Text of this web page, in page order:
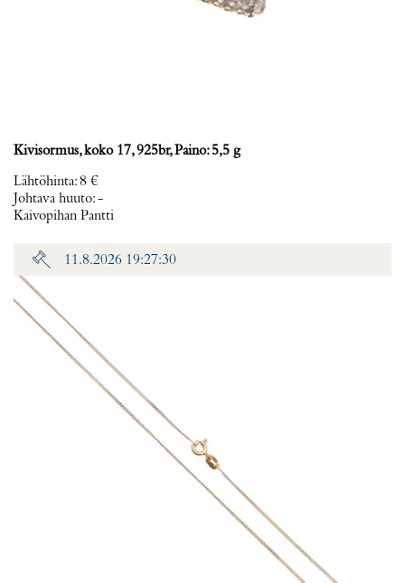
Kivisormus, koko 17, 925br, Paino: 5,5 g
Lähtöhinta:8 €
Johtava huuto:-
Kaivopihan Pantti
11.8.2026 19:27:30